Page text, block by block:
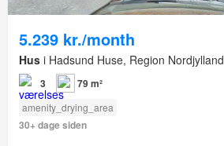
5.239 kr./month
Hus i Hadsund Huse, Region Nordjylland
3 79 m²
amenity_drying_area
30+ dage siden